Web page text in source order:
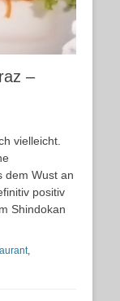
–
vielleicht.
dem Wust an
positiv
Shindokan
,